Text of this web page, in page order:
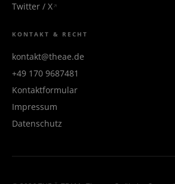
Twitter / X
KONTAKT & RECHT
kontakt@theae.de
+49 170 9687481
Kontaktformular
Impressum
Datenschutz